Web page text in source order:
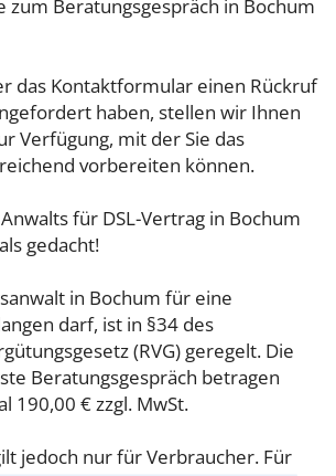
zum Beratungsgespräch in Bochum
das Kontaktformular einen Rückruf
haben, stellen wir Ihnen
Verfügung, mit der Sie das
vorbereiten können.
für DSL-Vertrag in Bochum
gedacht!
in Bochum für eine
darf, ist in §34 des
(RVG) geregelt. Die
Beratungsgespräch betragen
190,00 € zzgl. MwSt.
jedoch nur für Verbraucher. Für